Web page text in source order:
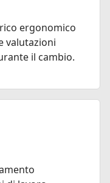
ergonomico
valutazioni
il cambio.